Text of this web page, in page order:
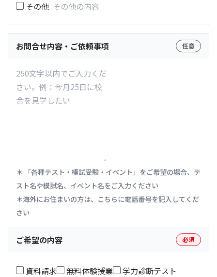
その他
お問合せ内容・ご依頼事項 任意
「各種テスト・模試受験・イベント」をご希望の場合、テ
スト名や模試名、イベント名をご入力ください
海外にお住まいの方は、こちらに電話番号を記入してくだ
さい
ご希望の内容 必須
資料請求 無料体験授業
学力診断テスト